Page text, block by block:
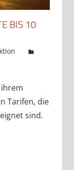
BIS 10
Tarifen, die
sind.